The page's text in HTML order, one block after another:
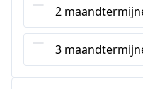
BONUS 4: Cursus
met Mailblue/
BONUS 5: Cursus
2
3